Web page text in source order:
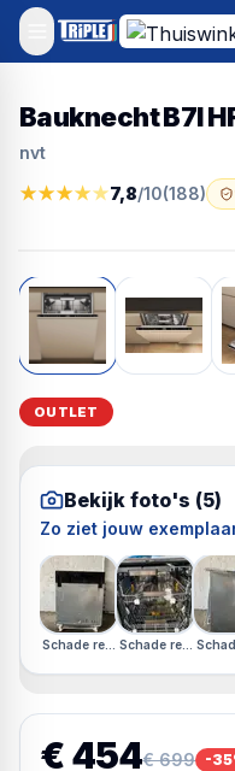
Bauknecht B7I
nvt
★★★★★7,8/10(188)
OUTLET
Bekijk foto's (5)
Zo ziet jouw
Schade rechterzijkant
Schade
€ 454€ 699 -35